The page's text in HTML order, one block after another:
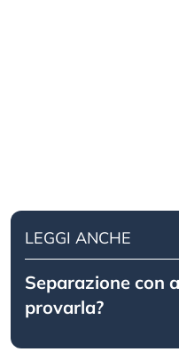
LEGGI ANCHE
Separazione con
provarla?